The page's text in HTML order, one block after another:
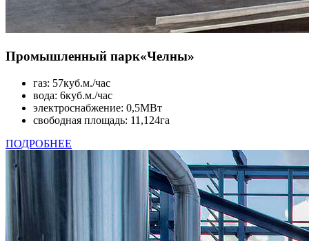
Промышленный парк«Челны»
газ: 57куб.м./час
вода: 6куб.м./час
электроснабжение: 0,5МВт
свободная площадь: 11,124га
ПОДРОБНЕЕ